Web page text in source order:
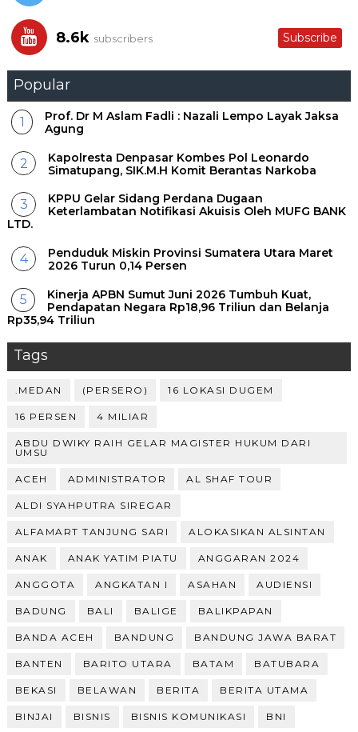
8.6k subscribers Subscribe
Popular
Prof. Dr M Aslam Fadli : Nazali Lempo Layak Jaksa
Agung
Kapolresta Denpasar Kombes Pol Leonardo
Simatupang, SIK.M.H Komit Berantas Narkoba
KPPU Gelar Sidang Perdana Dugaan
Keterlambatan Notifikasi Akuisis Oleh MUFG BANK
LTD.
Penduduk Miskin Provinsi Sumatera Utara Maret
2026 Turun 0,14 Persen
Kinerja APBN Sumut Juni 2026 Tumbuh Kuat,
Pendapatan Negara Rp18,96 Triliun dan Belanja
Rp35,94 Triliun
Tags
.MEDAN (PERSERO) 16 LOKASI DUGEM
16 PERSEN 4 MILIAR
ABDU DWIKY RAIH GELAR MAGISTER HUKUM DARI
UMSU
ACEH ADMINISTRATOR AL SHAF TOUR
ALDI SYAHPUTRA SIREGAR
ALFAMART TANJUNG SARI ALOKASIKAN ALSINTAN
ANAK ANAK YATIM PIATU ANGGARAN 2024
ANGGOTA ANGKATAN I ASAHAN AUDIENSI
BADUNG BALI BALIGE BALIKPAPAN
BANDA ACEH BANDUNG BANDUNG JAWA BARAT
BANTEN BARITO UTARA BATAM BATUBARA
BEKASI BELAWAN BERITA BERITA UTAMA
BINJAI BISNIS BISNIS KOMUNIKASI BNI